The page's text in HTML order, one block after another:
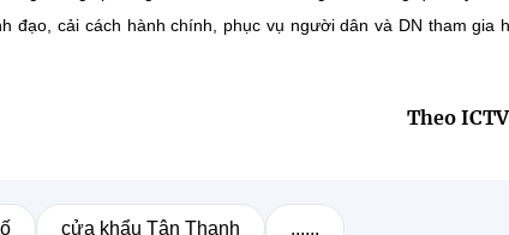
đạo, cải cách hành chính, phục vụ người dân và DN tham gia
Theo
cửa khẩu Tân Thanh ......